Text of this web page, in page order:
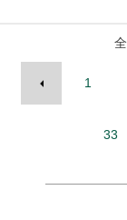
全
1
33